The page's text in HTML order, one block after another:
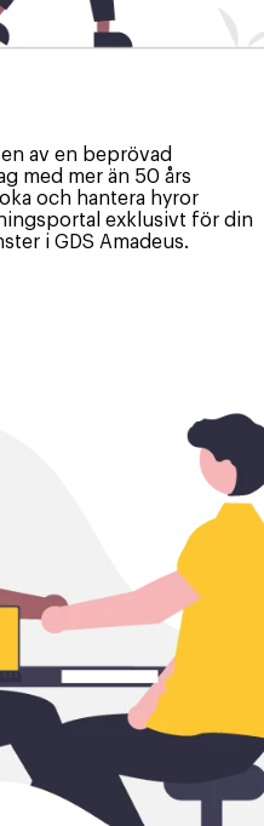
av en beprövad
med mer än 50 års
och hantera hyror
exklusivt för din
i GDS Amadeus.